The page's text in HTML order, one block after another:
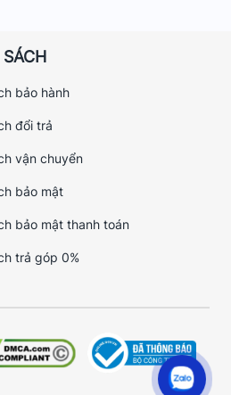
bảo hành
đổi trả
vận chuyển
bảo mật
bảo mật thanh toán
trả góp 0%